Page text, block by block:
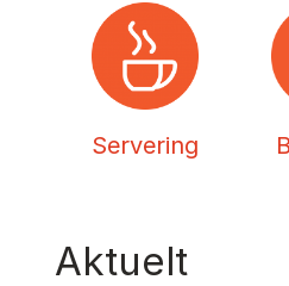
Servering
Aktuelt